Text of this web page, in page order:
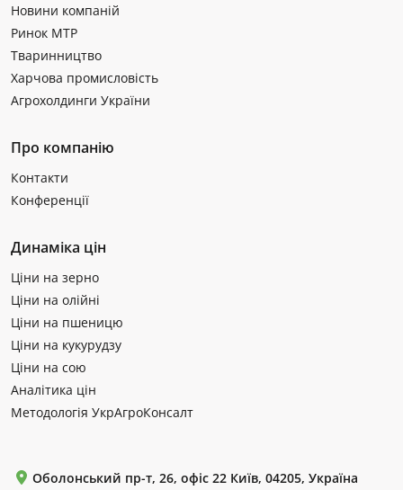
Новини компаній
Ринок МТР
Тваринництво
Харчова промисловість
Агрохолдинги України
Про компанію
Контакти
Конференції
Динаміка цін
Ціни на зерно
Ціни на олійні
Ціни на пшеницю
Ціни на кукурудзу
Ціни на сою
Аналітика цін
Методологія УкрАгроКонсалт
Оболонський пр-т, 26, офіс 22 Київ, 04205, Україна